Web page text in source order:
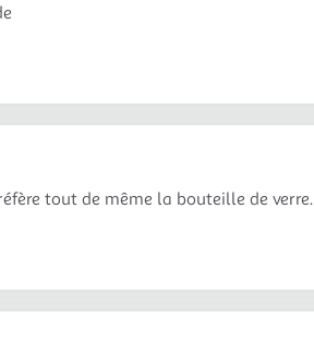
tout de même la bouteille de verre.